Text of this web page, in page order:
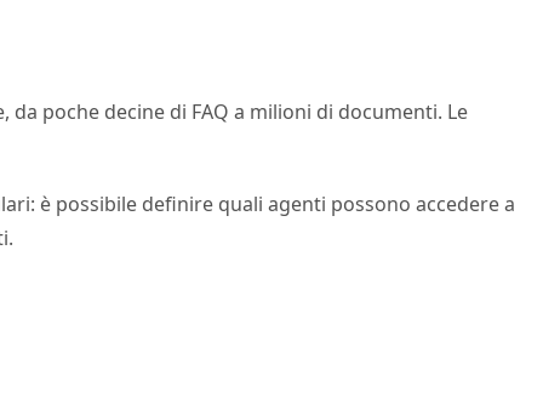
poche decine di FAQ a milioni di documenti. Le
è possibile definire quali agenti possono accedere a